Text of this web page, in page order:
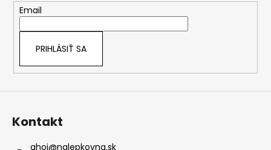
Email
PRIHLÁSIŤ SA
Kontakt
ahoj@nalepkovna.sk